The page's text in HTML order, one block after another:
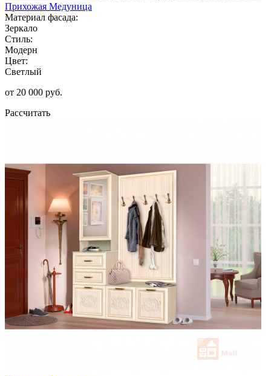
Прихожая Медуница
Материал фасада:
Зеркало
Стиль:
Модерн
Цвет:
Светлый
от 20 000 руб.
Рассчитать